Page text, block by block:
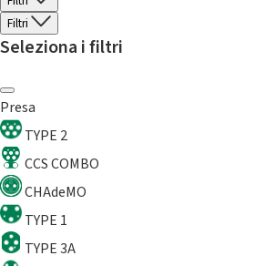
Filtri
Seleziona i filtri
Presa
TYPE 2
CCS COMBO
CHAdeMO
TYPE 1
TYPE 3A